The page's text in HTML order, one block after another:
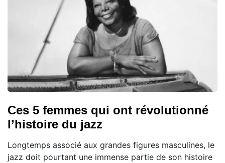
Ces 5 femmes qui ont révolutionné
l’histoire du jazz
Longtemps associé aux grandes figures masculines, le
jazz doit pourtant une immense partie de son histoire